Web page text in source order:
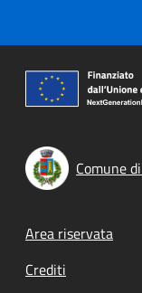
Comune
Footer
Area riservata
Crediti